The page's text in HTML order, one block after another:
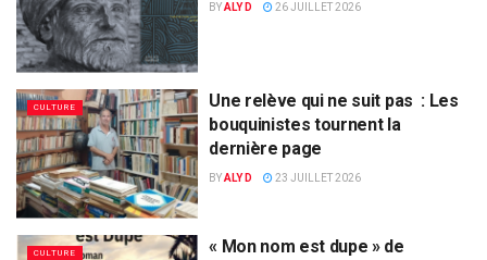
BYALY D 26 JUILLET 2026
CULTURE
Une relève qui ne suit pas : Les
bouquinistes tournent la
dernière page
BYALY D 23 JUILLET 2026
CULTURE
« Mon nom est dupe » de